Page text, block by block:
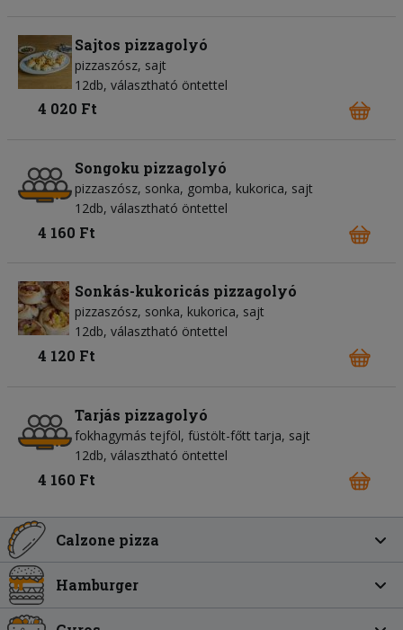
Sajtos pizzagolyó
pizzaszósz sajt
12db, választható öntettel
4 020 Ft
Songoku pizzagolyó
pizzaszósz sonka gomba kukorica sajt
12db, választható öntettel
4 160 Ft
Sonkás-kukoricás pizzagolyó
pizzaszósz sonka kukorica sajt
12db, választható öntettel
4 120 Ft
Tarjás pizzagolyó
fokhagymás tejföl füstölt-főtt tarja sajt
12db, választható öntettel
4 160 Ft
Calzone pizza
Hamburger